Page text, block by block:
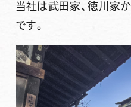
当社は武田家、徳川家
です。